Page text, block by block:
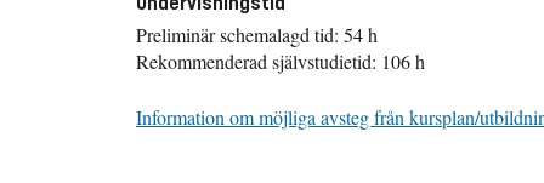
Preliminär schemalagd tid: 54 h
Rekommenderad självstudietid: 106 h
Information om möjliga avsteg från kursplan/